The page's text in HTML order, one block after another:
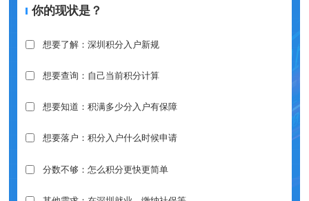
你的现状是？
想要了解：深圳积分入户新规
想要查询：自己当前积分计算
想要知道：积满多少分入户有保障
想要落户：积分入户什么时候申请
分数不够：怎么积分更快更简单